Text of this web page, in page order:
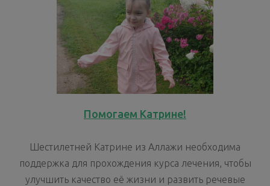
Помогаем Катрине!
Шестилетней Катрине из Аллажи необходима
поддержка для прохождения курса лечения, чтобы
улучшить качество её жизни и развить речевые